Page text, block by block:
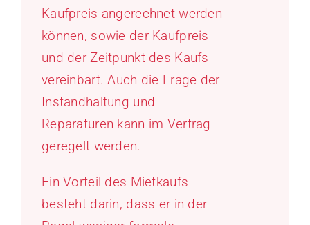
Kaufpreis angerechnet werden
können, sowie der Kaufpreis
und der Zeitpunkt des Kaufs
vereinbart. Auch die Frage der
Instandhaltung und
Reparaturen kann im Vertrag
geregelt werden.
Ein Vorteil des Mietkaufs
besteht darin, dass er in der